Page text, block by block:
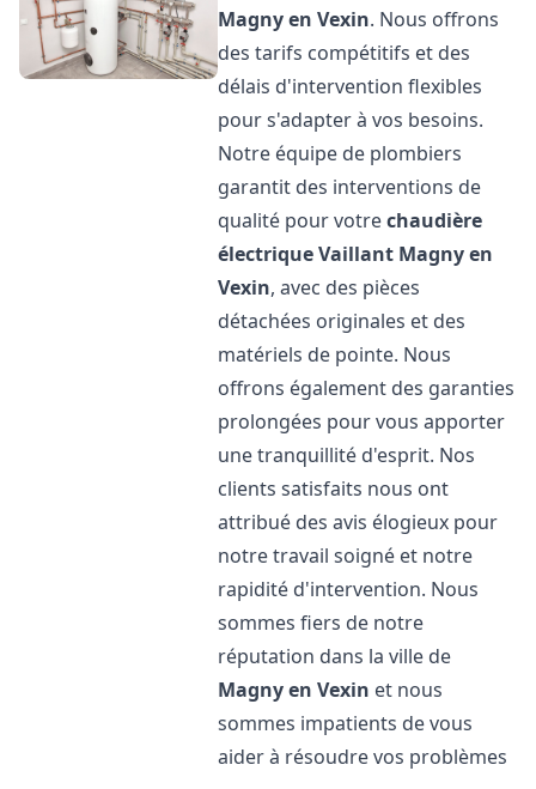
Magny en Vexin. Nous offrons
des tarifs compétitifs et des
délais d'intervention flexibles
pour s'adapter à vos besoins.
Notre équipe de plombiers
garantit des interventions de
qualité pour votrechaudière
électrique Vaillant Magny en
Vexin, avec des pièces
détachées originales et des
matériels de pointe. Nous
offrons également des garanties
prolongées pour vous apporter
une tranquillité d'esprit. Nos
clients satisfaits nous ont
attribué des avis élogieux pour
notre travail soigné et notre
rapidité d'intervention. Nous
sommes fiers de notre
réputation dans la ville de
Magny en Vexin et nous
sommes impatients de vous
aider à résoudre vos problèmes